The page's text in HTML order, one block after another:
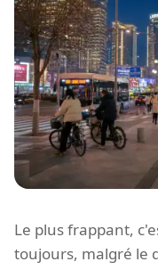
Le plus frappant,
toujours, malgré le